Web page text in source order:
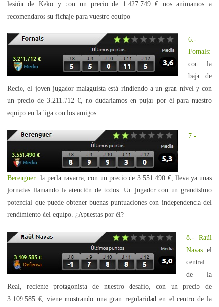
lesión de Keko y con un precio de 1.427.749 € nos animamos a
recomendaros su fichaje para vuestro equipo.
6.-
Fornals:
con la
baja de
Recio, el joven jugador malaguista está rindiendo a un gran nivel y con
un precio de 3.211.712 €, no dudaríamos en pujar por él para nuestro
equipo en la liga con los amigos.
7.-
Berenguer: la perla navarra, con un precio de 3.551.490 €, lleva ya unas
jornadas llamando la atención de todos. Un jugador con un grandísimo
potencial que puede obtener buenas puntuaciones con independencia del
rendimiento del equipo. ¿Apuestas por él?
8.- Raúl
Navas: el
central
de la
Real, reciente protagonista de nuestro desafío, con un precio de
3.109.585 €, viene mostrando una gran regularidad en el centro de la